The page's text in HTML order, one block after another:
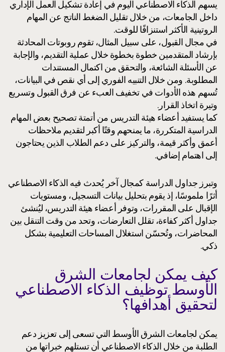
يسهم الذكاء الاصطناعي اليوم في إعادة تشكيل العمل الإداري
داخل الجامعات، من خلال تقليل الضغط الناتج عن المهام
الروتينية الأكثر استنزافًا للوقت.
في مجال القبول، على سبيل المثال، تقوم روبوتات المحادثة
بإرشاد المتقدمين خطوة بخطوة خلال عملية التقديم، والإجابة
عن الأسئلة الشائعة، والتحقق من اكتمال المستندات
المطلوبة. ومن خلال التنبيه الفوري إلى أي نقص في البيانات،
تُسهم هذه الأدوات في تخفيف العبء عن فرق القبول وتسريع
وتيرة اتخاذ القرار.
كما يستفيد أعضاء هيئة التدريس من أتمتة تصحيح بعض المهام
الدراسية المتكررة، ما يمنحهم وقتًا أكبر لتقديم ملاحظات
أعمق وأكثر قيمة، والتركيز على دعم الطلاب الذين يحتاجون
إلى اهتمام إضافي.
وتبرز جداول الدراسة كمجال آخر يُحدث فيه الذكاء الاصطناعي
أثرًا ملموسًا، إذ يقوم بتحليل بيانات التسجيل، ومستويات
الإقبال على المقررات، وتوفر أعضاء هيئة التدريس، ليُنشئ
جداول أكثر كفاءة، تقلل التعارضات، وتحد من وقت التنقل بين
المحاضرات، وتُحسّن استغلال المساحات التعليمية بشكل
ذكي.
كيف يمكن لجامعات الشرق
الأوسط توظيف الذكاء الاصطناعي
لتحقيق أهدافها؟
يمكن لجامعات الشرق الأوسط التي تسعى إلى تعزيز دعم
الطلبة من خلال الذكاء الاصطناعي أن تستلهم خبراتها من